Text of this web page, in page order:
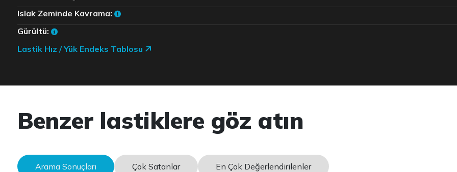
Islak Zeminde Kavrama:
Gürültü:
Lastik Hız / Yük Endeks Tablosu
Benzer lastiklere göz atın
Arama Sonuçları Çok Satanlar En Çok Değerlendirilenler